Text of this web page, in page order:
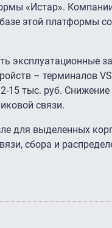
«Истар».
этой платформы
эксплуатационные
– терминалов
15 тыс. руб.
связи.
для выделенных
сбора и